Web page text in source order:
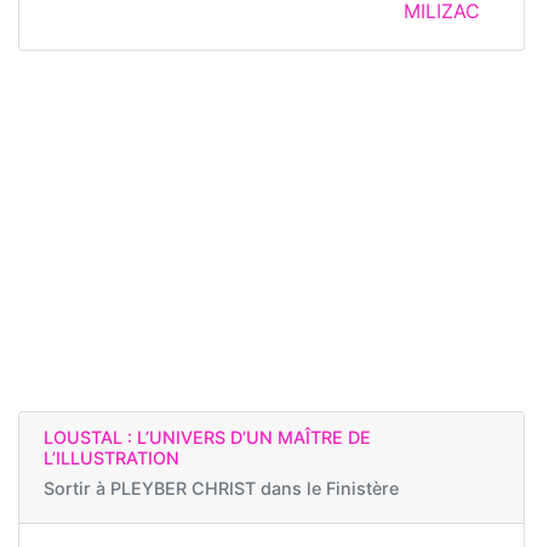
MILIZAC
LOUSTAL : L’UNIVERS D’UN MAÎTRE DE
L’ILLUSTRATION
Sortir à PLEYBER CHRIST dans le Finistère